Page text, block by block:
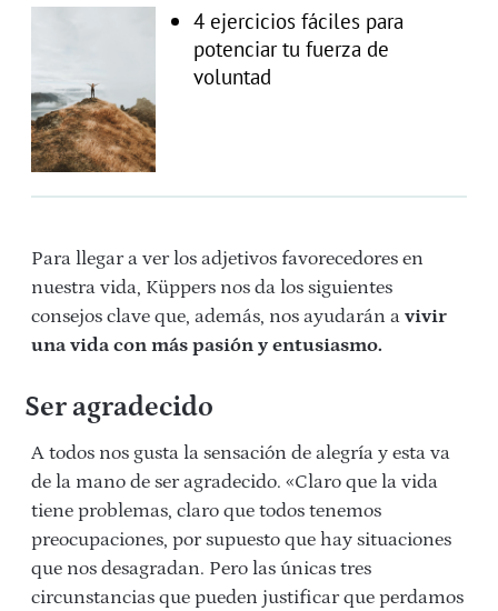
4 ejercicios fáciles para
potenciar tu fuerza de
voluntad
Para llegar a ver los adjetivos favorecedores en
nuestra vida, Küppers nos da los siguientes
consejos clave que, además, nos ayudarán a vivir
una vida con más pasión y entusiasmo.
Ser agradecido
A todos nos gusta la sensación de alegría y esta va
de la mano de ser agradecido. «Claro que la vida
tiene problemas, claro que todos tenemos
preocupaciones, por supuesto que hay situaciones
que nos desagradan. Pero las únicas tres
circunstancias que pueden justificar que perdamos